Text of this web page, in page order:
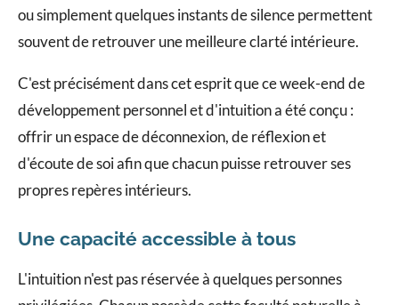
ou simplement quelques instants de silence permettent
souvent de retrouver une meilleure clarté intérieure.
C'est précisément dans cet esprit que ce week-end de
développement personnel et d'intuition a été conçu :
offrir un espace de déconnexion, de réflexion et
d'écoute de soi afin que chacun puisse retrouver ses
propres repères intérieurs.
Une capacité accessible à tous
L'intuition n'est pas réservée à quelques personnes